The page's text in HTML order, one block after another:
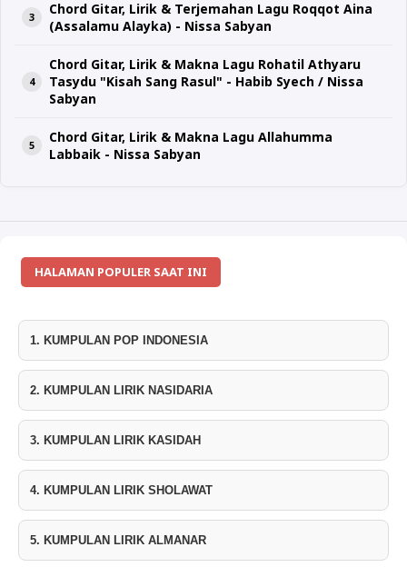
Chord Gitar, Lirik & Terjemahan Lagu Roqqot Aina
(Assalamu Alayka) - Nissa Sabyan
Chord Gitar, Lirik & Makna Lagu Rohatil Athyaru
Tasydu "Kisah Sang Rasul" - Habib Syech / Nissa
Sabyan
Chord Gitar, Lirik & Makna Lagu Allahumma
Labbaik - Nissa Sabyan
HALAMAN POPULER SAAT INI
1. KUMPULAN POP INDONESIA
2. KUMPULAN LIRIK NASIDARIA
3. KUMPULAN LIRIK KASIDAH
4. KUMPULAN LIRIK SHOLAWAT
5. KUMPULAN LIRIK ALMANAR